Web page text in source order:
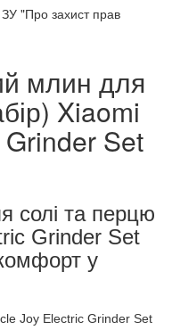
ЗУ "Про захист прав
млин для
Xiaomi
Set
солі та перцю
Grinder Set
у
Joy Electric Grinder Set